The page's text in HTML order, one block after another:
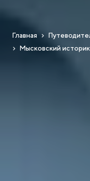
Главная
Мысковский